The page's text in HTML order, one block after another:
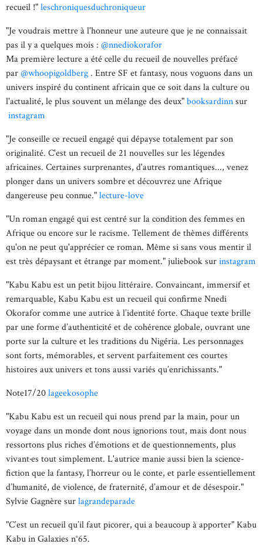
recueil !"leschroniquesduchroniqueur
"Je voudrais mettre à l'honneur une auteure que je ne connaissait
pas il y a quelques mois : @nnediokorafor
Ma première lecture a été celle du recueil de nouvelles préfacé
par@whoopigoldberg . Entre SF et fantasy, nous voguons dans un
univers inspiré du continent africain que ce soit dans la culture ou
l'actualité, le plus souvent un mélange des deux"booksardinnsur
instagram
"Je conseille ce recueil engagé qui dépayse totalement par son
originalité. C'est un recueil de 21 nouvelles sur les légendes
africaines. Certaines surprenantes, d'autres romantiques..., venez
plonger dans un univers sombre et découvrez une Afrique
dangereuse peu connue."lecture-love
"Un roman engagé qui est centré sur la condition des femmes en
Afrique ou encore sur le racisme. Tellement de thèmes différents
qu'on ne peut qu'apprécier ce roman. Même si sans vous mentir il
est très dépaysant et étrange par moment." juliebook surinstagram
"Kabu Kabu est un petit bijou littéraire. Convaincant, immersif et
remarquable, Kabu Kabu est un recueil qui confirme Nnedi
Okorafor comme une autrice à l’identité forte. Chaque texte brille
par une forme d’authenticité et de cohérence globale, ouvrant une
porte sur la culture et les traditions du Nigéria. Les personnages
sont forts, mémorables, et servent parfaitement ces courtes
histoires aux univers et tons aussi variés qu’enrichissants."
Note17/20lageekosophe
"Kabu Kabu est un recueil qui nous prend par la main, pour un
voyage dans un monde dont nous ignorions tout, mais dont nous
ressortons plus riches d’émotions et de questionnements, plus
vivant·es tout simplement. L'autrice manie aussi bien la science-
fiction que la fantasy, l’horreur ou le conte, et parle essentiellement
d’humanité, de violence, de fraternité, d’amour et de désespoir."
Sylvie Gagnère surlagrandeparade
"C’est un recueil qu’il faut picorer, qui a beaucoup à apporter" Kabu
Kabu in Galaxies n°65.